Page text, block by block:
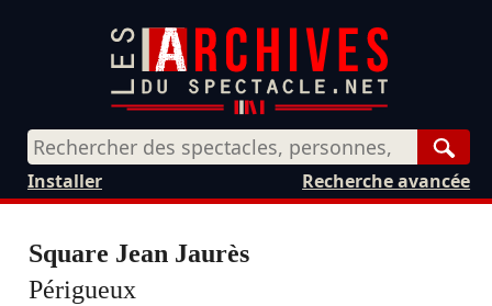
Recherche avancée
Installer
Square Jean Jaurès
Périgueux